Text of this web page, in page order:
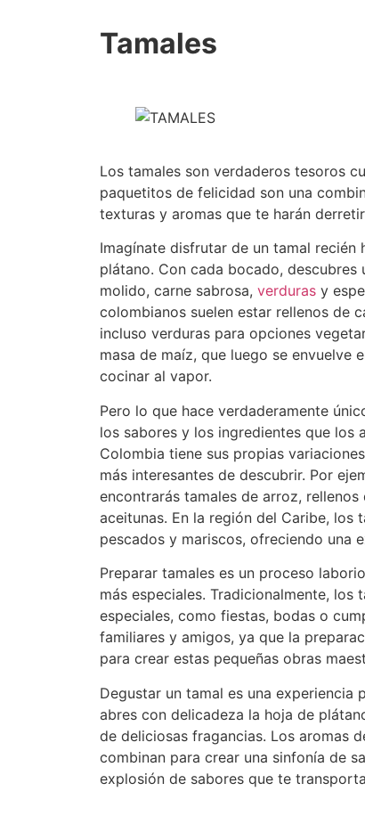
Tamales
Los tamales son verdaderos tesoros
paquetitos de felicidad son una
texturas y aromas que te harán
Imagínate disfrutar de un tamal recién
plátano. Con cada bocado, descubres
molido, carne sabrosa, verduras y
colombianos suelen estar rellenos de
incluso verduras para opciones
masa de maíz, que luego se envuelve
cocinar al vapor.
Pero lo que hace verdaderamente
los sabores y los ingredientes que los
Colombia tiene sus propias
más interesantes de descubrir. Por
encontrarás tamales de arroz,
aceitunas. En la región del Caribe, los
pescados y mariscos, ofreciendo una
Preparar tamales es un proceso
más especiales. Tradicionalmente, los
especiales, como fiestas, bodas o
familiares y amigos, ya que la
para crear estas pequeñas obras
Degustar un tamal es una experiencia
abres con delicadeza la hoja de
de deliciosas fragancias. Los aromas
combinan para crear una sinfonía de
explosión de sabores que te